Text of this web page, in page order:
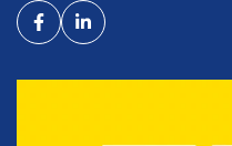
Partager
FacebookLinkedin